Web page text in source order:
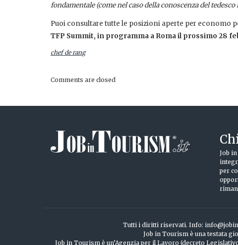
fondamentale (come nel caso della conoscenza del
Puoi consultare tutte le posizioni aperte per economo
TFP Summit, in programma a Roma il prossimo 28
chef de rang
Comments are closed
Job
per
Tutti i diritti riservati. Info:
Job in Tourism è una testata
Job in Tourism è un’Agenzia per il Lavoro (decreto